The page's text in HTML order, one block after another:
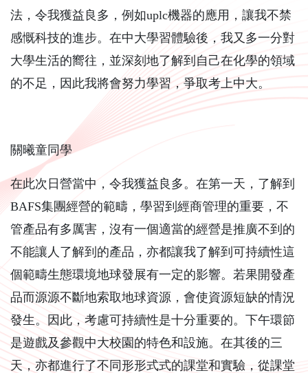
法，令我獲益良多，例如uplc機器的應用，讓我不禁
感慨科技的進步。在中大學習體驗後，我又多一分對
大學生活的嚮往，並深刻地了解到自己在化學的領域
的不足，因此我將會努力學習，爭取考上中大。
關曦童同學
在此次日營當中，令我獲益良多。在第一天，了解到
BAFS集團經營的範疇，學習到經商管理的重要，不
管產品有多厲害，沒有一個適當的經營是推廣不到的
不能讓人了解到的產品，亦都讓我了解到可持續性這
個範疇生態環境地球發展有一定的影響。若果開發產
品而源源不斷地索取地球資源，會使資源短缺的情況
發生。因此，考慮可持續性是十分重要的。下午環節
是遊戲及參觀中大校園的特色和設施。在其後的三
天，亦都進行了不同形形式式的課堂和實驗，從課堂